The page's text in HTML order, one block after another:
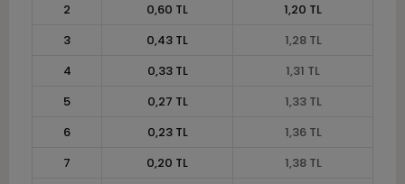
2
0,60 TL
1,20 TL
3
0,43 TL
1,28 TL
4
0,33 TL
1,31 TL
5
0,27 TL
1,33 TL
6
0,23 TL
1,36 TL
7
0,20 TL
1,38 TL